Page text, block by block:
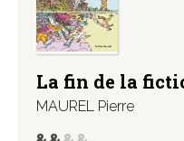
La fin de la
MAUREL Pierre